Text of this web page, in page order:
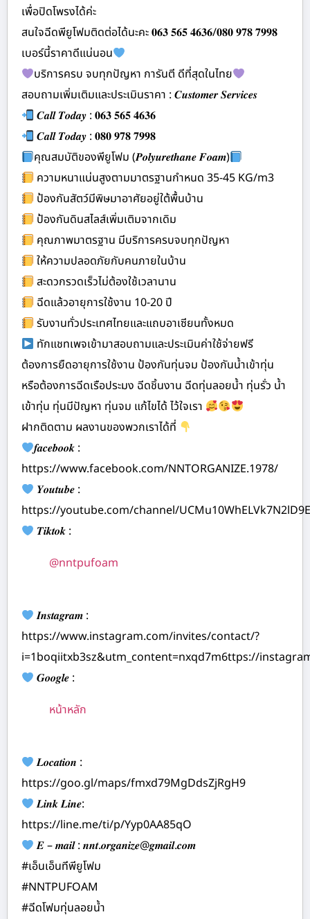
เพื่อปิดโพรงได้ค่ะ
สนใจฉีดพียูโฟมติดต่อได้นะคะ 𝟎𝟔𝟑 𝟓𝟔𝟓 𝟒𝟔𝟑𝟔/𝟎𝟖𝟎 𝟗𝟕𝟖 𝟕𝟗𝟗𝟖
เบอร์นี้ราคาดีแน่นอน
บริการครบ จบทุกปัญหา การันตี ดีที่สุดในไทย
สอบถามเพิ่มเติมและประเมินราคา : 𝑪𝒖𝒔𝒕𝒐𝒎𝒆𝒓 𝑺𝒆𝒓𝒗𝒊𝒄𝒆𝒔
𝑪𝒂𝒍𝒍 𝑻𝒐𝒅𝒂𝒚 : 𝟎𝟔𝟑 𝟓𝟔𝟓 𝟒𝟔𝟑𝟔
𝑪𝒂𝒍𝒍 𝑻𝒐𝒅𝒂𝒚 : 𝟎𝟖𝟎 𝟗𝟕𝟖 𝟕𝟗𝟗𝟖
คุณสมบัติของพียูโฟม (𝑷𝒐𝒍𝒚𝒖𝒓𝒆𝒕𝒉𝒂𝒏𝒆 𝑭𝒐𝒂𝒎)
ความหนาแน่นสูงตามมาตรฐานกำหนด 35-45 KG/m3
ป้องกันสัตว์มีพิษมาอาศัยอยู่ใต้พื้นบ้าน
ป้องกันดินสไลส์เพิ่มเติมจากเดิม
คุณภาพมาตรฐาน มีบริการครบจบทุกปัญหา
ให้ความปลอดภัยกับคนภายในบ้าน
สะดวกรวดเร็วไม่ต้องใช้เวลานาน
ฉีดแล้วอายุการใช้งาน 10-20 ปี
รับงานทั่วประเทศไทยและแถบอาเซียนทั้งหมด
ทักแชทเพจเข้ามาสอบถามและประเมินค่าใช้จ่ายฟรี
ต้องการยืดอายุการใช้งาน ป้องกันทุ่นจม ป้องกันน้ำเข้าทุ่น
หรือต้องการฉีดเรือประมง ฉีดชิ้นงาน ฉีดทุ่นลอยน้ำ ทุ่นรั่ว น้ำ
เข้าทุ่น ทุ่นมีปัญหา ทุ่นจม แก้ไขได้ ไว้ใจเรา
ฝากติดตาม ผลงานของพวกเราได้ที่
𝒇𝒂𝒄𝒆𝒃𝒐𝒐𝒌 :
https://www.facebook.com/NNTORGANIZE.1978/
𝒀𝒐𝒖𝒕𝒖𝒃𝒆 :
https://youtube.com/channel/
𝑻𝒊𝒌𝒕𝒐𝒌 :
@nntpufoam
𝑰𝒏𝒔𝒕𝒂𝒈𝒓𝒂𝒎 :
https://www.instagram.com/invites/contact/?
i=1boqiitxb3sz&utm_content=nxqd7m6ttps://
𝑮𝒐𝒐𝒈𝒍𝒆 :
หน้าหลัก
𝑳𝒐𝒄𝒂𝒕𝒊𝒐𝒏 :
https://goo.gl/maps/fmxd79MgDdsZjRgH9
𝑳𝒊𝒏𝒌 𝑳𝒊𝒏𝒆:
https://line.me/ti/p/Yyp0AA85qO
𝑬 – 𝒎𝒂𝒊𝒍 : 𝒏𝒏𝒕.𝒐𝒓𝒈𝒂𝒏𝒊𝒛𝒆@𝒈𝒎𝒂𝒊𝒍.𝒄𝒐𝒎
#เอ็นเอ็นทีพียูโฟม
#NNTPUFOAM
#ฉีดโฟมทุ่นลอยน้ำ